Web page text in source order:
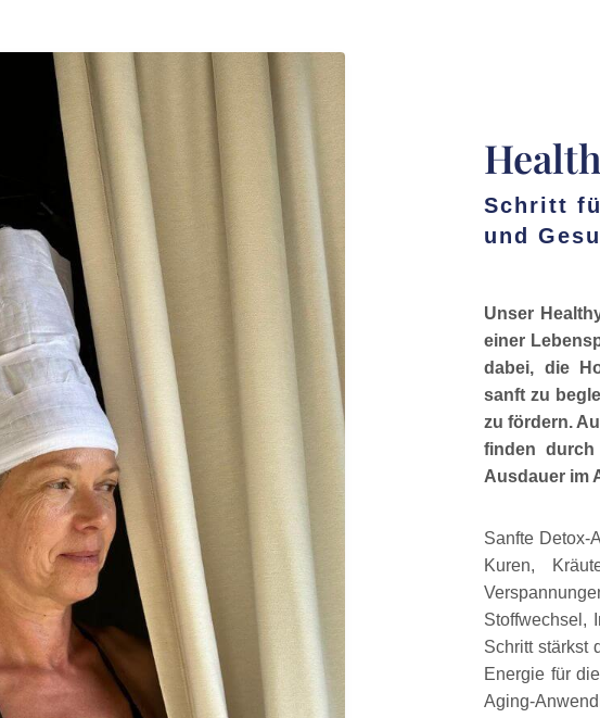
Schritt
und
Unser
einer
dabei, die
sanft zu
zu fördern.
finden durch
Ausdauer im
Sanfte Detox-
Kuren,
Stoffwechsel,
Schritt stärkst
Energie für
Aging-